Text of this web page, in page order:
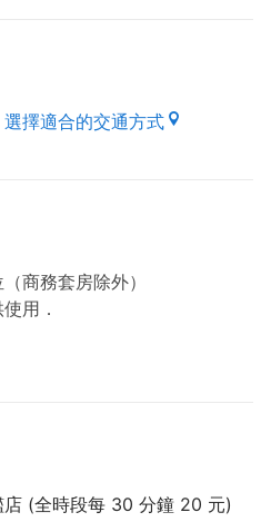
了另一種主題風情．獨特的
更多的安全與舒適感，另類
天獨厚的地形，讓世人們驚
，東部有蜿蜒崎嶇的自然山
觀是世上少有的自然寶藏．
奇幻的美景之旅．當然在您
擇適合的交通方式
商務套房除外）
用．
(全時段每 30 分鐘 20 元)